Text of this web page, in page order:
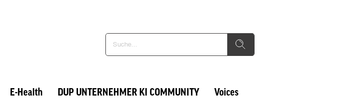
E-Health DUP UNTERNEHMER KI COMMUNITY Voices